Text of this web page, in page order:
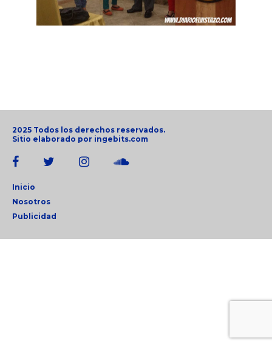
2025 Todos los derechos reservados.
Sitio elaborado por ingebits.com
Inicio
Nosotros
Publicidad